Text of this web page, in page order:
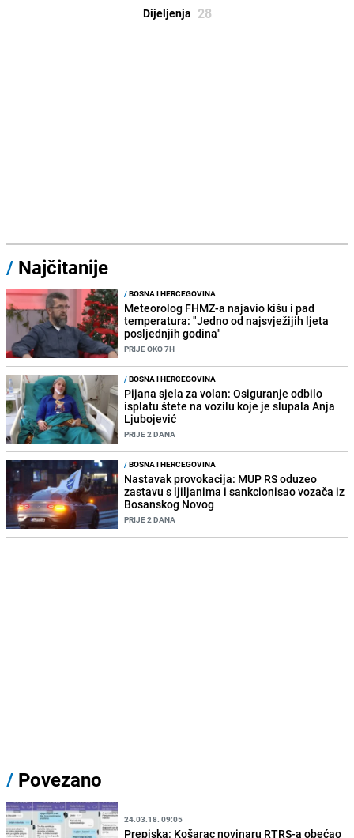
Dijeljenja 28
/ Najčitanije
/BOSNA I HERCEGOVINA
Meteorolog FHMZ-a najavio kišu i pad
temperatura: "Jedno od najsvježijih ljeta
posljednjih godina"
PRIJE OKO 7H
/BOSNA I HERCEGOVINA
Pijana sjela za volan: Osiguranje odbilo
isplatu štete na vozilu koje je slupala Anja
Ljubojević
PRIJE 2 DANA
/BOSNA I HERCEGOVINA
Nastavak provokacija: MUP RS oduzeo
zastavu s ljiljanima i sankcionisao vozača iz
Bosanskog Novog
PRIJE 2 DANA
/ Povezano
24.03.18. 09:05
Prepiska: Košarac novinaru RTRS-a obećao